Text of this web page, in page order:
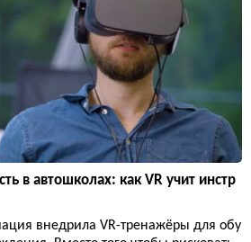
в автошколах: как VR учит инстр
внедрила VR-тренажёры для обу